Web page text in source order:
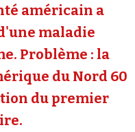
américain a
maladie
Problème : la
du Nord 60
du premier